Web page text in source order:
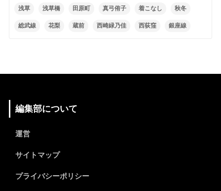
浅草 浅草橋 田原町 真弓侑子 着こなし 秋冬
総武線 花梨 蔵前 西崎緑乃佳 西荻窪 銀座線
編集部について
運営
サイトマップ
プライバシーポリシー